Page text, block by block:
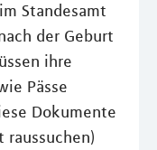
Standesamt
der Geburt
ihre
Pässe
Dokumente
raussuchen)